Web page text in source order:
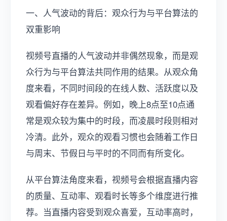
一、人气波动的背后：观众行为与平台算法的
双重影响
视频号直播的人气波动并非偶然现象，而是观
众行为与平台算法共同作用的结果。从观众角
度来看，不同时间段的在线人数、活跃度以及
观看偏好存在差异。例如，晚上8点至10点通
常是观众较为集中的时段，而凌晨时段则相对
冷清。此外，观众的观看习惯也会随着工作日
与周末、节假日与平时的不同而有所变化。
从平台算法角度来看，视频号会根据直播内容
的质量、互动率、观看时长等多个维度进行推
荐。当直播内容受到观众喜爱，互动率高时，